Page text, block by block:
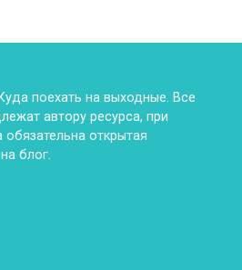
поехать на выходные. Все
автору ресурса, при
открытая
блог.